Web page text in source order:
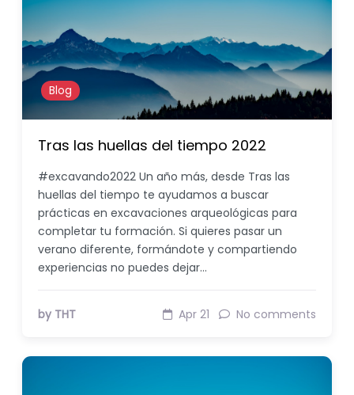
Blog
Tras las huellas del tiempo 2022
#excavando2022 Un año más, desde Tras las
huellas del tiempo te ayudamos a buscar
prácticas en excavaciones arqueológicas para
completar tu formación. Si quieres pasar un
verano diferente, formándote y compartiendo
experiencias no puedes dejar…
by THT Apr 21 No comments